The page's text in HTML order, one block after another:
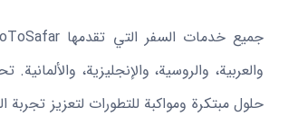
والعربية، والروسية، والإنجليزية،
حلول مبتكرة ومواكبة للتطورات لتعزيز تجربة